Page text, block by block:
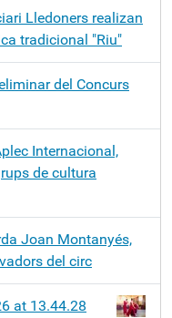
Lledoners realizan
tradicional "Riu"
del Concurs
Internacional,
de cultura
Joan Montanyés,
del circ
at 13.44.28